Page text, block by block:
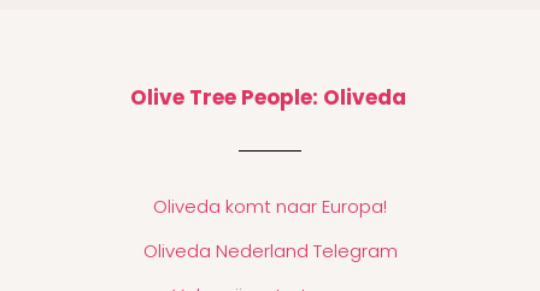
Olive Tree People: Oliveda
Oliveda komt naar Europa!
Oliveda Nederland Telegram